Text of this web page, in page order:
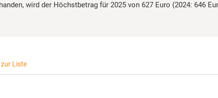
wird der Höchstbetrag für 2025 von 627 Euro (2024: 646
Liste